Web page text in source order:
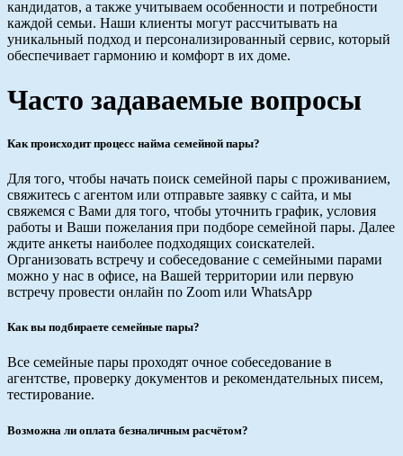
кандидатов, а также учитываем особенности и потребности
каждой семьи. Наши клиенты могут рассчитывать на
уникальный подход и персонализированный сервис, который
обеспечивает гармонию и комфорт в их доме.
Часто задаваемые вопросы
Как происходит процесс найма семейной пары?
Для того, чтобы начать поиск семейной пары с проживанием,
свяжитесь с агентом или отправьте заявку с сайта, и мы
свяжемся с Вами для того, чтобы уточнить график, условия
работы и Ваши пожелания при подборе семейной пары. Далее
ждите анкеты наиболее подходящих соискателей.
Организовать встречу и собеседование с семейными парами
можно у нас в офисе, на Вашей территории или первую
встречу провести онлайн по Zoom или WhatsApp
Как вы подбираете семейные пары?
Все семейные пары проходят очное собеседование в
агентстве, проверку документов и рекомендательных писем,
тестирование.
Возможна ли оплата безналичным расчётом?